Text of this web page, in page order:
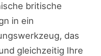
britische
in ein
das
gleichzeitig Ihre